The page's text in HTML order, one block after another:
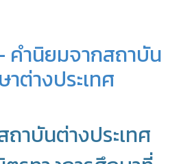
คำนิยมจากสถาบัน
ต่างประเทศ
าบันต่างประเทศ